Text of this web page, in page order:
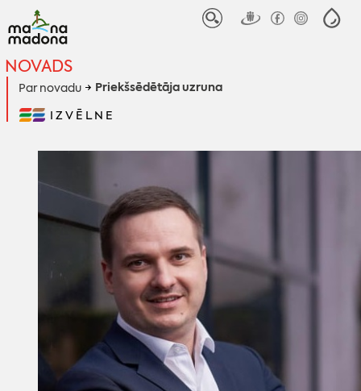
NOVADS
Par novadu Priekšsēdētāja uzruna
IZVĒLNE